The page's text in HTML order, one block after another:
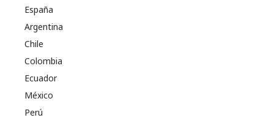
España
Argentina
Chile
Colombia
Ecuador
México
Perú